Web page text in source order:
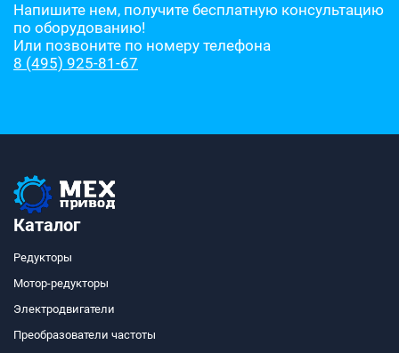
Напишите нем, получите бесплатную консультацию
по оборудованию!
Или позвоните по номеру телефона
8 (495) 925-81-67
Каталог
Редукторы
Мотор-редукторы
Электродвигатели
Преобразователи частоты